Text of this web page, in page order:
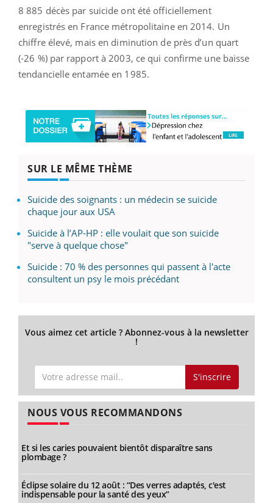
8 885 décès par suicide ont été officiellement
enregistrés en France métropolitaine en 2014. Un
chiffre élevé, mais en diminution de près d’un quart
(-26 %) par rapport à 2003, ce qui confirme une baisse
tendancielle entamée en 1985.
SUR LE MÊME THÈME
Suicide des soignants : un médecin se suicide
chaque jour aux USA
Suicide à l’AP-HP : elle voulait que son suicide
"serve à quelque chose"
Suicide : 70 % des personnes qui passent à l'acte
consultent un psy le mois précédant
Vous aimez cet article ? Abonnez-vous à la newsletter
!
S'inscrire
NOUS VOUS RECOMMANDONS
Et si les caries pouvaient bientôt disparaître sans
plombage ?
Éclipse solaire du 12 août : “Des verres adaptés, c'est
indispensable pour la santé des yeux”